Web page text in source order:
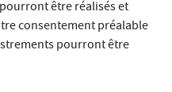
être réalisés et
consentement préalable
pourront être